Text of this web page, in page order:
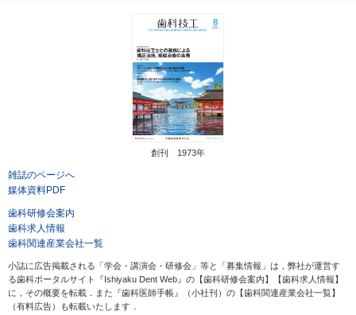
創刊 1973年
雑誌のページへ
媒体資料PDF
歯科研修会案内
歯科求人情報
歯科関連産業会社一覧
小誌に広告掲載される「学会・講演会・研修会」等と「募集情報」は，弊社が運営す
る歯科ポータルサイト『Ishiyaku Dent Web』の【歯科研修会案内】【歯科求人情報】
に，その概要を転載．また『歯科医師手帳』（小社刊）の【歯科関連産業会社一覧】
（有料広告）も転載いたします．